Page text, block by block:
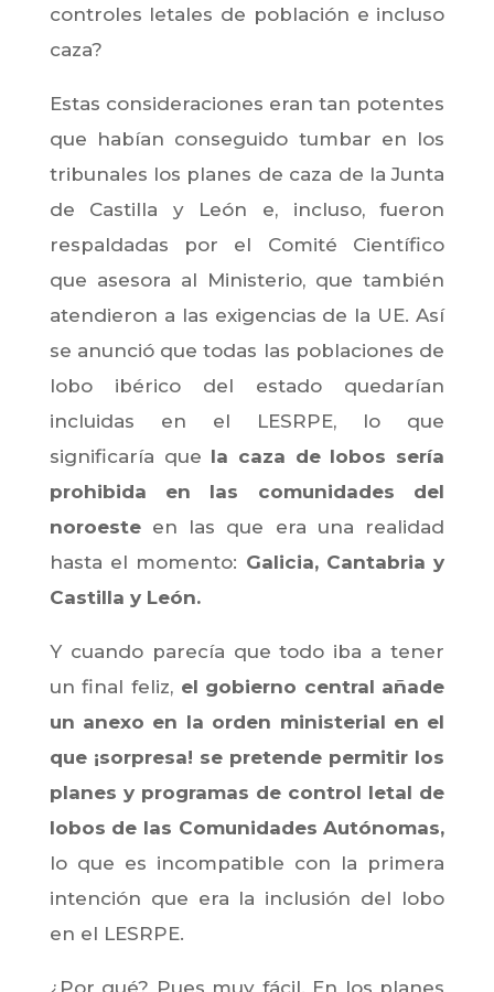
controles letales de población e incluso
caza?
Estas consideraciones eran tan potentes
que habían conseguido tumbar en los
tribunales los planes de caza de la Junta
de Castilla y León e, incluso, fueron
respaldadas por el Comité Científico
que asesora al Ministerio, que también
atendieron a las exigencias de la UE. Así
se anunció que todas las poblaciones de
lobo ibérico del estado quedarían
incluidas en el LESRPE, lo que
significaría que la caza de lobos sería
prohibida en las comunidades del
noroesteen las que era una realidad
hasta el momento: Galicia, Cantabria y
Castilla y León.
Y cuando parecía que todo iba a tener
un final feliz, el gobierno central añade
un anexo en la orden ministerial en el
que ¡sorpresa! se pretende permitir los
planes y programas de control letal de
lobos de las Comunidades Autónomas,
lo que es incompatible con la primera
intención que era la inclusión del lobo
en el LESRPE.
¿Por qué? Pues muy fácil. En los planes